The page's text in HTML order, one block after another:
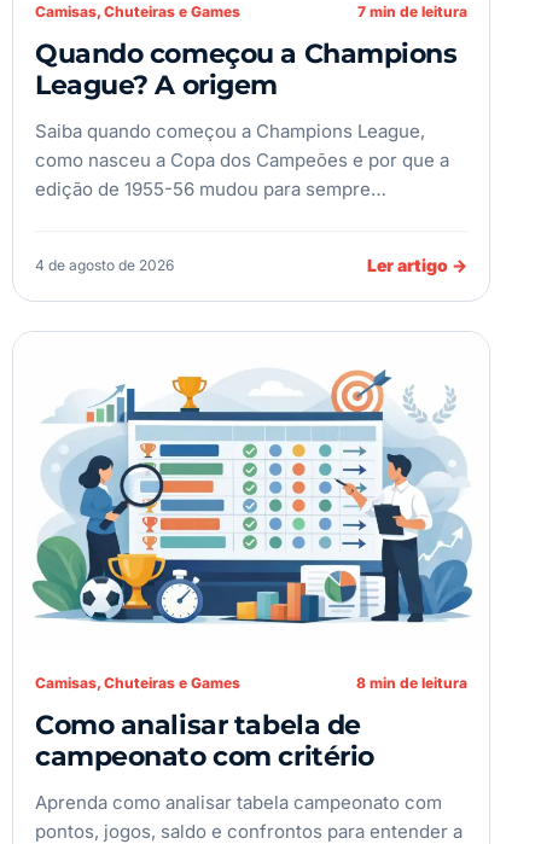
Camisas, Chuteiras e Games 7 min de leitura
Quando começou a Champions
League? A origem
Saiba quando começou a Champions League,
como nasceu a Copa dos Campeões e por que a
edição de 1955-56 mudou para sempre…
4 de agosto de 2026 Ler artigo →
Camisas, Chuteiras e Games 8 min de leitura
Como analisar tabela de
campeonato com critério
Aprenda como analisar tabela campeonato com
pontos, jogos, saldo e confrontos para entender a